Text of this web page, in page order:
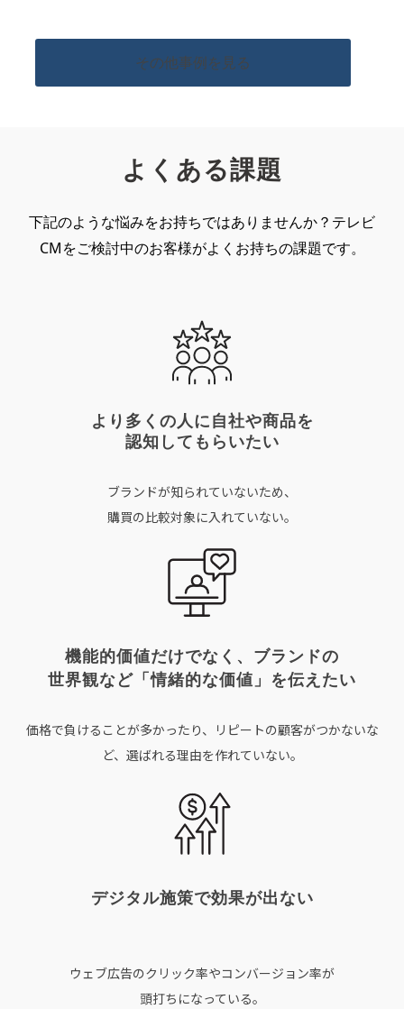
その他事例を見る
よくある課題
下記のような悩みをお持ちではありませんか？ テレビ
CMをご検討中のお客様がよくお持ちの課題です。
より多くの人に自社や商品を
認知してもらいたい
ブランドが知られていないため、
購買の比較対象に入れていない。
機能的価値だけでなく、ブランドの
世界観など「情緒的な価値」を伝えたい
価格で負けることが多かったり、リピートの顧客がつかないな
ど、選ばれる理由を作れていない。
デジタル施策で効果が出ない
ウェブ広告のクリック率やコンバージョン率が
頭打ちになっている。